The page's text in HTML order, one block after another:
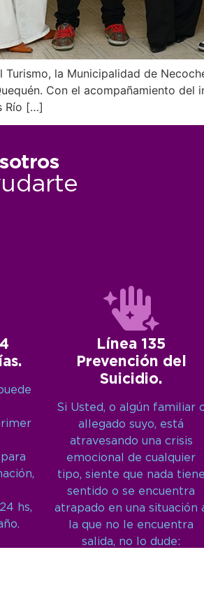
la Municipalidad de
Con el acompañamiento
Río […]
hs,
Línea 135
Prevención del
Suicidio.
Si Usted, o algún familiar
allegado suyo, está
atravesando una crisis
emocional de cualquier
tipo, siente que nada tiene
sentido o se encuentra
atrapado en una situación
la que no le encuentra
salida, no lo dude: